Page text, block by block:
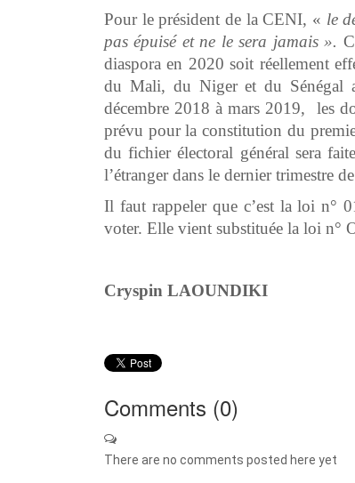
Pour le président de la CENI, « le
pas épuisé et ne le sera jamais ».
diaspora en 2020 soit réellement
du Mali, du Niger et du Sénégal
décembre 2018 à mars 2019, les
prévu pour la constitution du
du fichier électoral général sera
l’étranger dans le dernier trimestre
Il faut rappeler que c’est la loi n°
voter. Elle vient substituée la loi
Cryspin LAOUNDIKI
Comments (0)
There are no comments posted here yet